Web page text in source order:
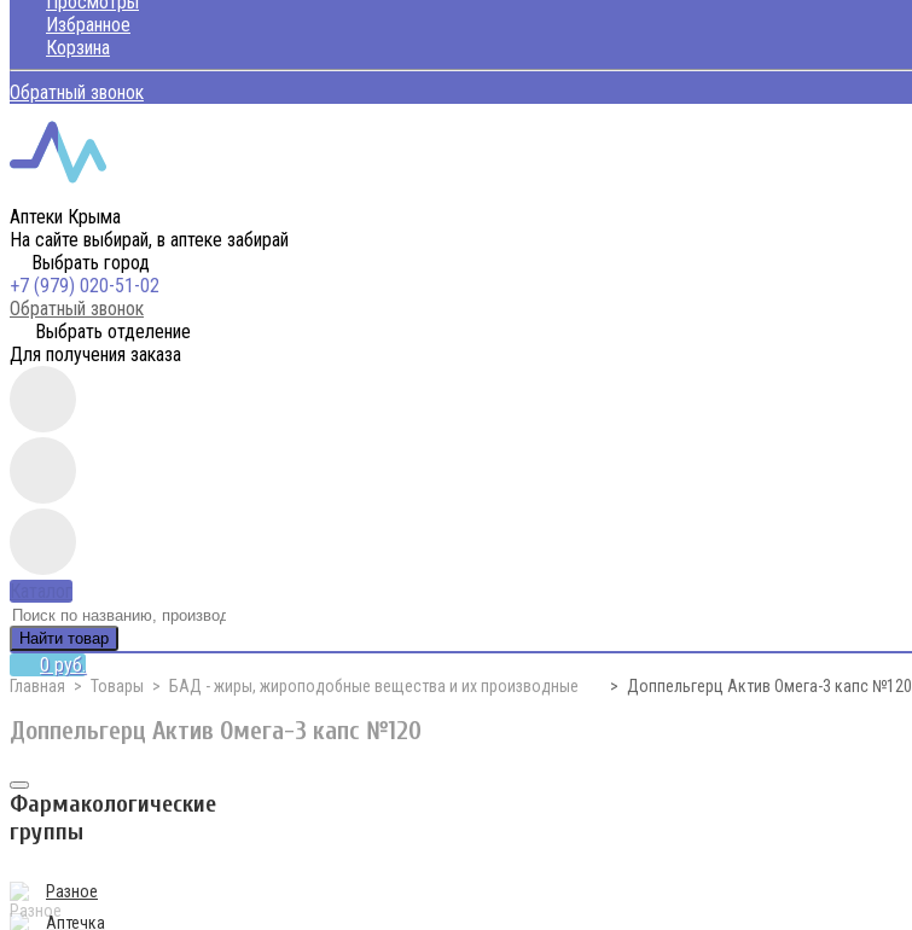
Избранное
Корзина
Обратный звонок
Аптеки Крыма
На сайте выбирай, в аптеке забирай
Выбрать город
+7 (979) 020-51-02
Обратный звонок
Выбрать отделение
Для получения заказа
Найти товар
0 руб.
Главная Товары БАД - жиры, жироподобные вещества и их производные Доппельгерц Актив Омега-3 капс №120
Доппельгерц Актив Омега-3 капс №120
Фармакологические
группы
Разное
Аптечка